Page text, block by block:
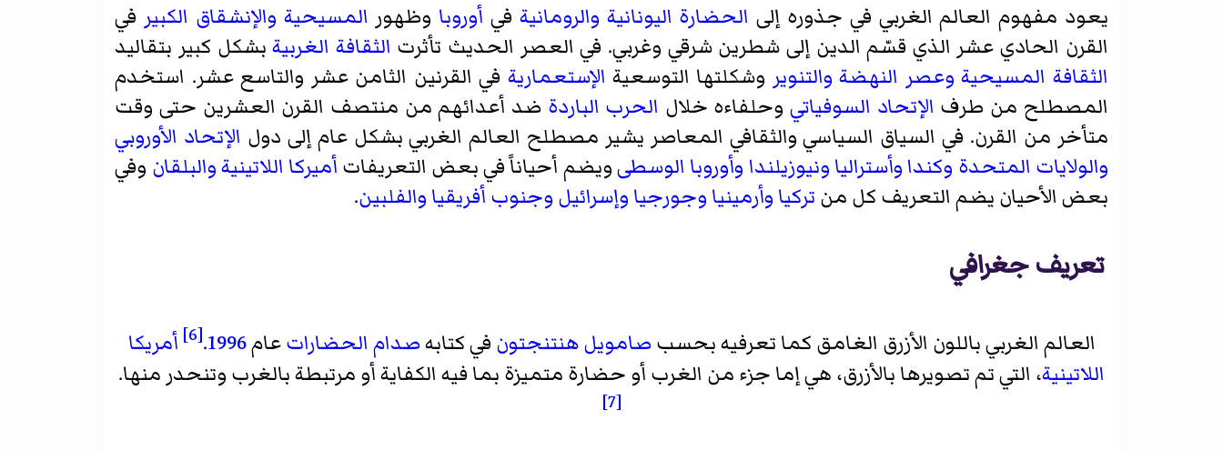
يعود مفهوم العالم الغربي في جذوره إلى الحضارة اليونانية والرومانية في أوروبا وظهور المسيحية والإنشقاق الكبير في
القرن الحادي عشر الذي قسّم الدين إلى شطرين شرقي وغربي. في العصر الحديث تأثرت الثقافة الغربيةبشكل كبير بتقاليد
الثقافة المسيحية وعصر النهضة والتنوير وشكلتها التوسعية الإستعمارية في القرنين الثامن عشر والتاسع عشر. استخدم
المصطلح من طرف الإتحاد السوفياتيوحلفاءه خلال الحرب الباردة ضد أعدائهم من منتصف القرن العشرين حتى وقت
متأخر من القرن. في السياق السياسي والثقافي المعاصر يشير مصطلح العالم الغربي بشكل عام إلى دول الإتحاد الأوروبي
والولايات المتحدة وكندا وأستراليا ونيوزيلندا وأوروبا الوسطىويضم أحياناً في بعض التعريفات أميركا اللاتينيةوالبلقان وفي
بعض الأحيان يضم التعريف كل من تركيا وأرمينيا وجورجيا وإسرائيل وجنوب أفريقيا والفلبين.
تعريف جغرافي
العالم الغربي باللون الأزرق الغامق كما تعرفيه بحسب صامويل هنتنجتون في كتابهصدام الحضاراتعام1996
.
[6]
أمريكا
اللاتينية، التي تم تصويرها بالأزرق، هي إما جزء من الغرب أو حضارة متميزة بما فيه الكفاية أو مرتبطة بالغرب وتنحدر منها.
[7]